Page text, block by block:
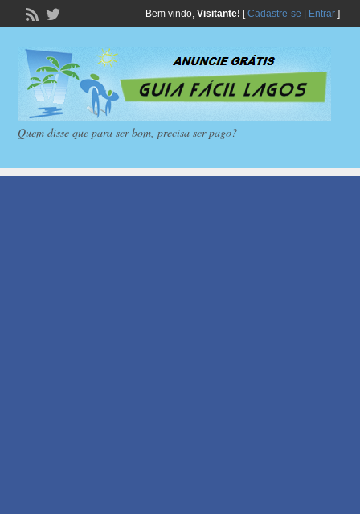
Bem vindo, Visitante! [Cadastre-se Entrar]
Quem disse que para ser bom, precisa ser pago?